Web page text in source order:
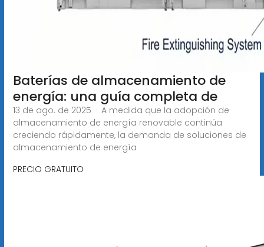
Baterías de almacenamiento de
energía: una guía completa de
13 de ago. de 2025 · A medida que la adopción de
almacenamiento de energía renovable continúa
creciendo rápidamente, la demanda de soluciones de
almacenamiento de energía
PRECIO GRATUITO